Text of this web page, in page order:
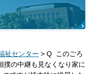
祉センター > Q このごろ
撲の中継も見なくなり家に